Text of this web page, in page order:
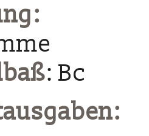
: Bc